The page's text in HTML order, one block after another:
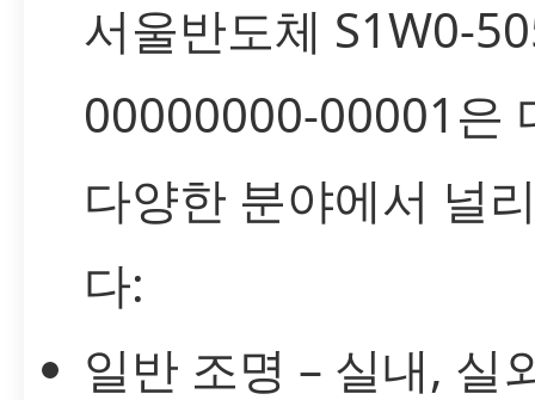
서울반도체 S1W0-
00000000-00001은
다양한 분야에서 널
다:
일반 조명 – 실내, 실